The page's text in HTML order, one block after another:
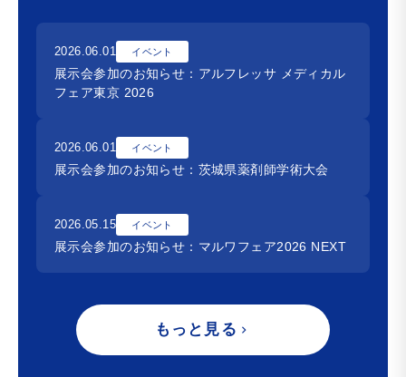
2026.06.01 イベント
展示会参加のお知らせ：アルフレッサ メディカル
フェア東京 2026
2026.06.01 イベント
展示会参加のお知らせ：茨城県薬剤師学術大会
2026.05.15 イベント
展示会参加のお知らせ：マルワフェア2026 NEXT
もっと見る